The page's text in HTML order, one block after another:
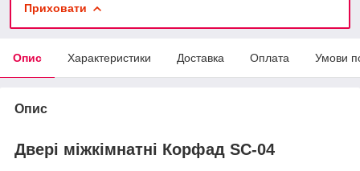
Приховати
Опис Характеристики Доставка Оплата Умови
Опис
Двері міжкімнатні Корфад SC-04